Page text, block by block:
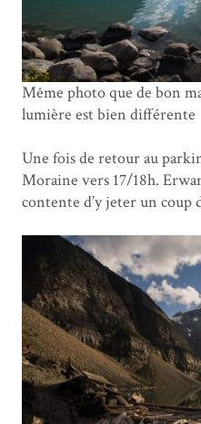
Même photo que de bon
lumière est bien différente
Une fois de retour au
Moraine vers 17/18h.
contente d’y jeter un coup